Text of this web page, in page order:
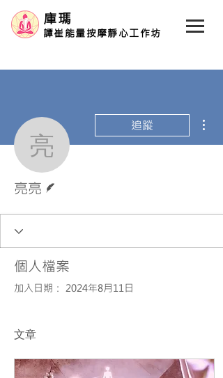
庫瑪
譚崔能量按摩靜心工作坊
亮亮
追蹤
亮亮
個人檔案
加入日期： 2024年8月11日
文章